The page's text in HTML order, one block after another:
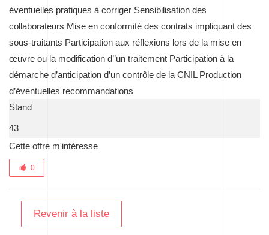
éventuelles pratiques à corriger Sensibilisation des
collaborateurs Mise en conformité des contrats impliquant des
sous-traitants Participation aux réflexions lors de la mise en
œuvre ou la modification d’’un traitement Participation à la
démarche d’anticipation d’un contrôle de la CNIL Production
d’éventuelles recommandations
Stand
43
Cette offre m'intéresse
0
Revenir à la liste